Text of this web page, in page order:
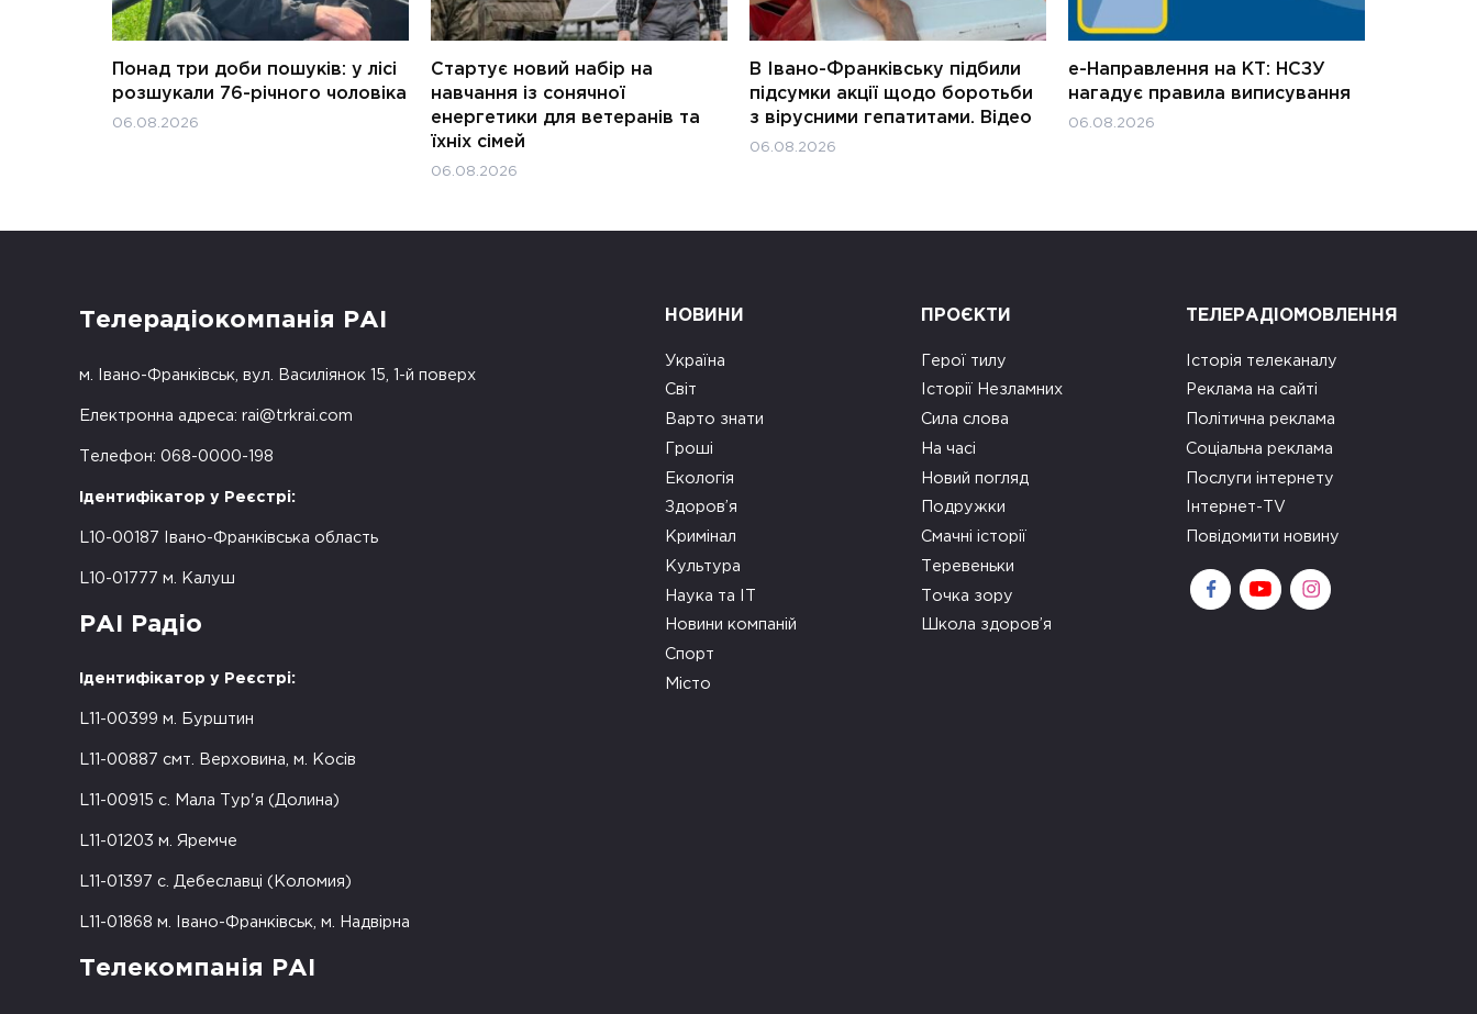
Понад три доби пошуків: у лісі
розшукали 76-річного чоловіка
06.08.2026
Стартує новий набір на
навчання із сонячної
енергетики для ветеранів та
їхніх сімей
06.08.2026
В Івано-Франківську підбили
підсумки акції щодо боротьби
з вірусними гепатитами. Відео
06.08.2026
е-Направлення на КТ: НСЗУ
нагадує правила виписування
06.08.2026
Телерадіокомпанія РАІ
м. Івано-Франківськ, вул. Василіянок 15, 1-й поверх
Електронна адреса: rai@trkrai.com
Телефон: 068-0000-198
Ідентифікатор у Реєстрі:
L10-00187 Івано-Франківська область
L10-01777 м. Калуш
РАІ Радіо
Ідентифікатор у Реєстрі:
L11-00399 м. Бурштин
L11-00887 смт. Верховина, м. Косів
L11-00915 с. Мала Тур'я (Долина)
L11-01203 м. Яремче
L11-01397 с. Дебеславці (Коломия)
L11-01868 м. Івано-Франківськ, м. Надвірна
Телекомпанія РАІ
НОВИНИ
Україна
Світ
Варто знати
Гроші
Екологія
Здоров’я
Кримінал
Культура
Наука та ІТ
Новини компаній
Спорт
Місто
ПРОЄКТИ
Герої тилу
Історії Незламних
Сила слова
На часі
Новий погляд
Подружки
Смачні історії
Теревеньки
Точка зору
Школа здоров’я
ТЕЛЕРАДІОМОВЛЕННЯ
Історія телеканалу
Реклама на сайті
Політична реклама
Соціальна реклама
Послуги інтернету
Інтернет-TV
Повідомити новину